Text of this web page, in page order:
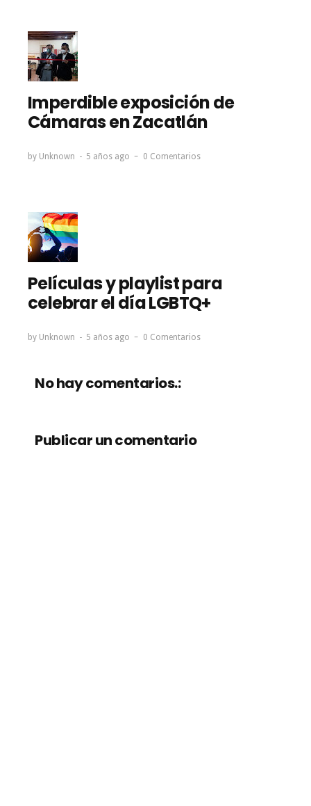
Imperdible exposición de
Cámaras en Zacatlán
by Unknown 5 años ago 0 Comentarios
Películas y playlist para
celebrar el día LGBTQ+
by Unknown 5 años ago 0 Comentarios
No hay comentarios.:
Publicar un comentario